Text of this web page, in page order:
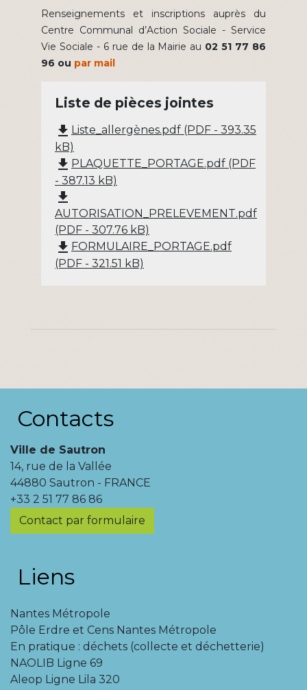
Renseignements et inscriptions auprès du
Centre Communal d’Action Sociale - Service
Vie Sociale - 6 rue de la Mairie au 02 51 77 86
96 ou par mail
Liste de pièces jointes
file_download Liste_allergènes.pdf (PDF - 393.35
kB)
file_download PLAQUETTE_PORTAGE.pdf (PDF
- 387.13 kB)
file_download
AUTORISATION_PRELEVEMENT.pdf
(PDF - 307.76 kB)
file_download FORMULAIRE_PORTAGE.pdf
(PDF - 321.51 kB)
Contacts
Ville de Sautron
14, rue de la Vallée
44880 Sautron - FRANCE
+33 2 51 77 86 86
Contact par formulaire
Liens
Nantes Métropole
Pôle Erdre et Cens Nantes Métropole
En pratique : déchets (collecte et déchetterie)
NAOLIB Ligne 69
Aleop Ligne Lila 320